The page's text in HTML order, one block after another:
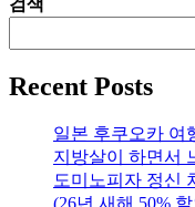
Recent Posts
일본 후쿠오카 여
지방살이 하면서
도미노피자 정신